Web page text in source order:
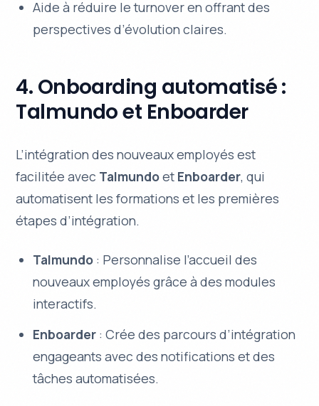
Aide à réduire le turnover en offrant des
perspectives d’évolution claires.
4. Onboarding automatisé :
Talmundo et Enboarder
L’intégration des nouveaux employés est
facilitée avec Talmundoet Enboarder, qui
automatisent les formations et les premières
étapes d’intégration.
Talmundo : Personnalise l’accueil des
nouveaux employés grâce à des modules
interactifs.
Enboarder : Crée des parcours d’intégration
engageants avec des notifications et des
tâches automatisées.